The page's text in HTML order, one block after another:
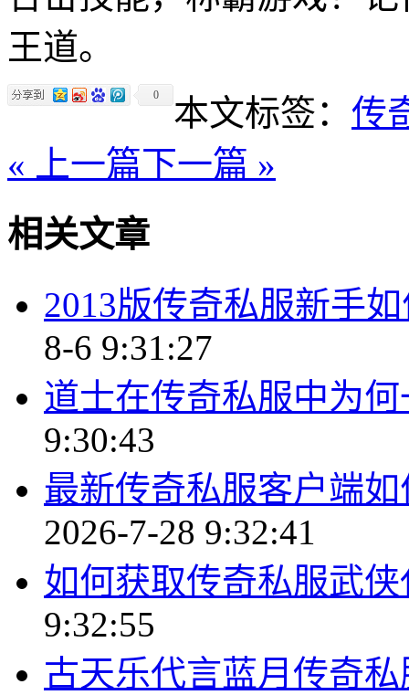
王道。
0 本文标签： 传
« 上一篇下一篇 »
相关文章
2013版传奇私服新手
8-6 9:31:27
道士在传奇私服中为
9:30:43
最新传奇私服客户端
2026-7-28 9:32:41
如何获取传奇私服武
9:32:55
古天乐代言蓝月传奇